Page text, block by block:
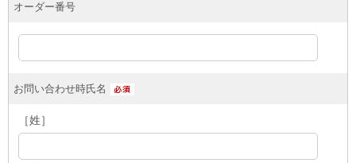
オーダー番号
お問い合わせ時氏名
［姓］